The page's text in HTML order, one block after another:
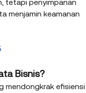
tetapi penyimpanan
menjamin keamanan
Bisnis?
mendongkrak